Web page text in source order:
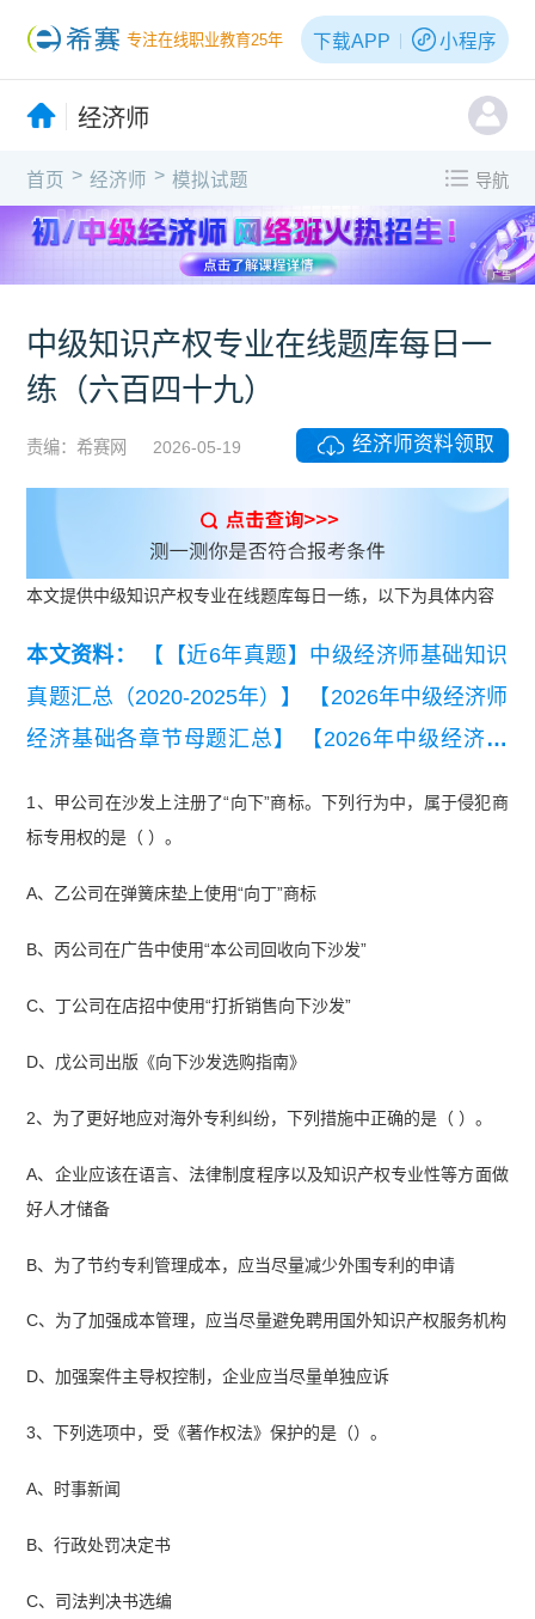
专注在线职业教育25年 下载APP 小程序
经济师
首页 > 经济师 > 模拟试题 导航
广告
中级知识产权专业在线题库每日一
练（六百四十九）
责编：希赛网 2026-05-19 经济师资料领取
本文提供中级知识产权专业在线题库每日一练，以下为具体内容
本文资料：
【【近6年真题】中级经济师基础知识
真题汇总（2020-2025年）】
【2026年中级经济师
经济基础各章节母题汇总】
【2026年中级经济师
工商管理真题及答案（11月2日下午）】
师经济基础真题（11月2日下午）】
1、甲公司在沙发上注册了“向下”商标。下列行为中，属于侵犯商
标专用权的是（ ）。
A、乙公司在弹簧床垫上使用“向丁”商标
B、丙公司在广告中使用“本公司回收向下沙发”
C、丁公司在店招中使用“打折销售向下沙发”
D、戊公司出版《向下沙发选购指南》
2、为了更好地应对海外专利纠纷，下列措施中正确的是（ ）。
A、企业应该在语言、法律制度程序以及知识产权专业性等方面做
好人才储备
B、为了节约专利管理成本，应当尽量减少外围专利的申请
C、为了加强成本管理，应当尽量避免聘用国外知识产权服务机构
D、加强案件主导权控制，企业应当尽量单独应诉
3、下列选项中，受《著作权法》保护的是（）。
A、时事新闻
B、行政处罚决定书
C、司法判决书选编